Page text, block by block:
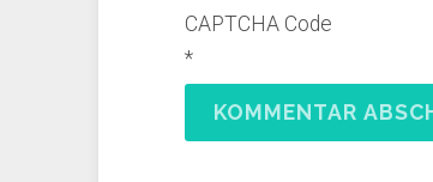
CAPTCHA Code
*